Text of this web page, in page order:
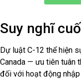
Suy nghĩ
Dự luật C-12 thể hiện
Canada — ưu tiên tuân
đối với hoạt động